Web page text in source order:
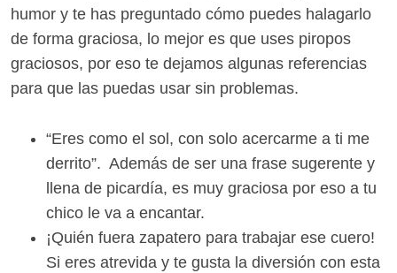
humor y te has preguntado cómo puedes halagarlo
de forma graciosa, lo mejor es que uses piropos
graciosos, por eso te dejamos algunas referencias
para que las puedas usar sin problemas.
“Eres como el sol, con solo acercarme a ti me
derrito”. Además de ser una frase sugerente y
llena de picardía, es muy graciosa por eso a tu
chico le va a encantar.
¡Quién fuera zapatero para trabajar ese cuero!
Si eres atrevida y te gusta la diversión con esta